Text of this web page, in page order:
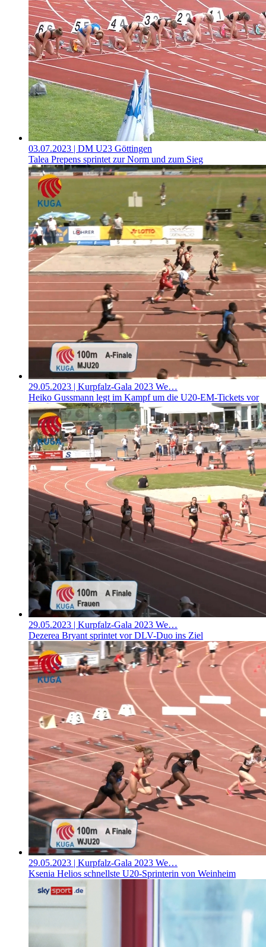
03.07.2023 | DM U23 Göttingen
Talea Prepens sprintet zur Norm und zum Sieg
29.05.2023 | Kurpfalz-Gala 2023 We…
Heiko Gussmann legt im Kampf um die U20-EM-Tickets vor
29.05.2023 | Kurpfalz-Gala 2023 We…
Dezerea Bryant sprintet vor DLV-Duo ins Ziel
29.05.2023 | Kurpfalz-Gala 2023 We…
Ksenia Helios schnellste U20-Sprinterin von Weinheim